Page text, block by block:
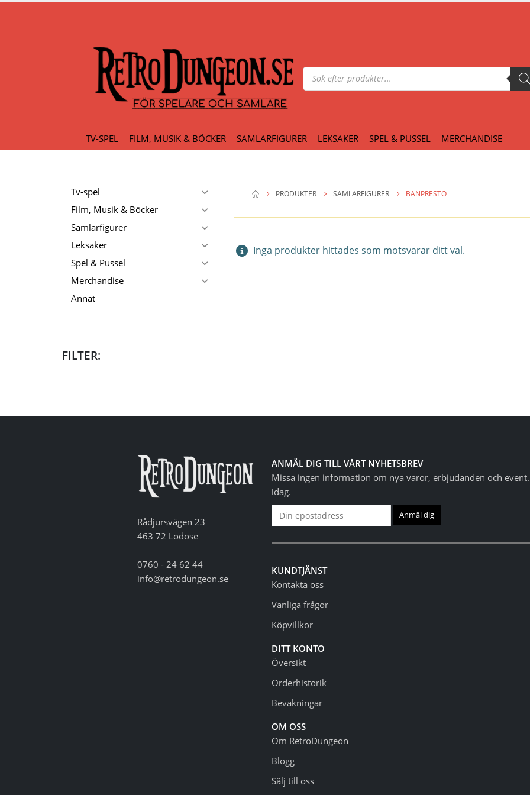
Produktsökning
TV-SPEL FILM, MUSIK & BÖCKER SAMLARFIGURER LEKSAKER SPEL & PUSSEL MERCHANDISE
PRODUKTER SAMLARFIGURER BANPRESTO
Inga produkter hittades som motsvarar ditt val.
Tv-spel
Film, Musik & Böcker
Samlarfigurer
Leksaker
Spel & Pussel
Merchandise
Annat
FILTER:
Rådjursvägen 23
463 72 Lödöse
0760 - 24 62 44
info@retrodungeon.se
ANMÄL DIG TILL VÅRT NYHETSBREV
Missa ingen information om nya varor, erbjudanden och
idag.
KUNDTJÄNST
Kontakta oss
Vanliga frågor
Köpvillkor
DITT KONTO
Översikt
Orderhistorik
Bevakningar
OM OSS
Om RetroDungeon
Blogg
Sälj till oss